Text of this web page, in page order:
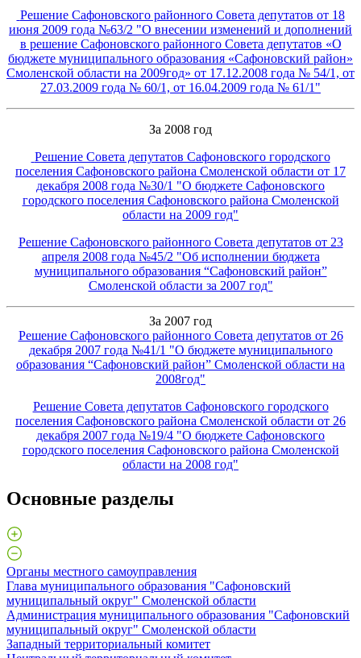
Решение Сафоновского районного Совета депутатов от 18
июня 2009 года №63/2 "О внесении изменений и дополнений
в решение Сафоновского районного Совета депутатов «О
бюджете муниципального образования «Сафоновский район»
Смоленской области на 2009год» от 17.12.2008 года № 54/1, от
27.03.2009 года № 60/1, от 16.04.2009 года № 61/1 "
За 2008 год
Решение Совета депутатов Сафоновского городского
поселения Сафоновского района Смоленской области от 17
декабря 2008 года №30/1 "О бюджете Сафоновского
городского поселения Сафоновского района Смоленской
области на 2009 год"
Решение Сафоновского районного Совета депутатов от 23
апреля 2008 года №45/2 "Об исполнении бюджета
муниципального образования “Сафоновский район”
Смоленской области за 2007 год"
За 2007 год
Решение Сафоновского районного Совета депутатов от 26
декабря 2007 года №41/1 "О бюджете муниципального
образования “Сафоновский район” Смоленской области на
2008год"
Решение Совета депутатов Сафоновского городского
поселения Сафоновского района Смоленской области от 26
декабря 2007 года №19/4 "О бюджете Сафоновского
городского поселения Сафоновского района Смоленской
области на 2008 год"
Основные разделы
Органы местного самоуправления
Глава муниципального образования "Сафоновский
муниципальный округ" Смоленской области
Администрация муниципального образования "Сафоновский
муниципальный округ" Смоленской области
Западный территориальный комитет